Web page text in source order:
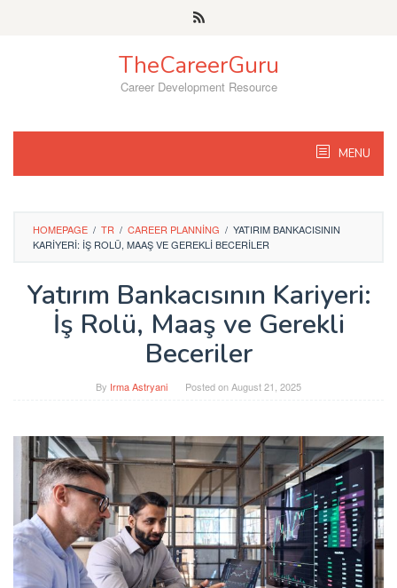
TheCareerGuru
Career Development Resource
MENU
HOMEPAGE / TR / CAREER PLANNING / YATIRIM BANKACISININ
KARIYERI: İŞ ROLÜ, MAAŞ VE GEREKLI BECERILER
Yatırım Bankacısının Kariyeri:
İş Rolü, Maaş ve Gerekli
Beceriler
By Irma Astryani Posted onAugust 21, 2025